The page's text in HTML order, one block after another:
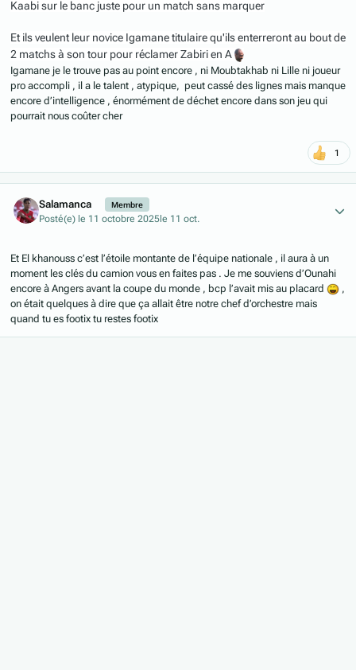
Kaabi sur le banc juste pour un match sans marquer
Et ils veulent leur novice Igamane titulaire qu'ils enterreront au bout de
2 matchs à son tour pour réclamer Zabiri en A
Igamane je le trouve pas au point encore , ni Moubtakhab ni Lille ni joueur
pro accompli , il a le talent , atypique, peut cassé des lignes mais manque
encore d’intelligence , énormément de déchet encore dans son jeu qui
pourrait nous coûter cher
1
Salamanca Membre
Posté(e) le 11 octobre 2025le 11 oct.
Et El khanouss c’est l’étoile montante de l’équipe nationale , il aura à un
moment les clés du camion vous en faites pas . Je me souviens d’Ounahi
encore à Angers avant la coupe du monde , bcp l’avait mis au placard
,
on était quelques à dire que ça allait être notre chef d’orchestre mais
quand tu es footix tu restes footix